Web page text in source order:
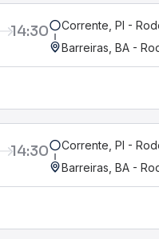
14:30
Corrente, PI -
Barreiras, BA -
14:30
Corrente, PI -
Barreiras, BA -